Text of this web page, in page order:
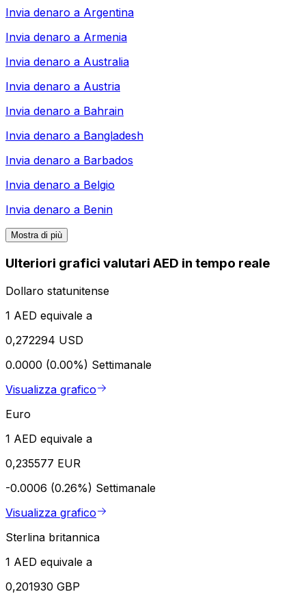
Invia denaro a Argentina
Invia denaro a Armenia
Invia denaro a Australia
Invia denaro a Austria
Invia denaro a Bahrain
Invia denaro a Bangladesh
Invia denaro a Barbados
Invia denaro a Belgio
Invia denaro a Benin
Mostra di più
Ulteriori grafici valutari AED in tempo reale
Dollaro statunitense
1 AED equivale a
0,272294 USD
0.0000 (0.00%) Settimanale
Visualizza grafico
Euro
1 AED equivale a
0,235577 EUR
-0.0006 (0.26%) Settimanale
Visualizza grafico
Sterlina britannica
1 AED equivale a
0,201930 GBP